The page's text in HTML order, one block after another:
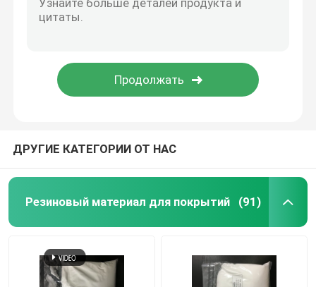
ДРУГИЕ КАТЕГОРИИ ОТ НАС
Резиновый материал для покрытий (91)